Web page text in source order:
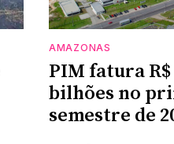
AMAZONAS
PIM fatura R$
bilhões no
semestre de